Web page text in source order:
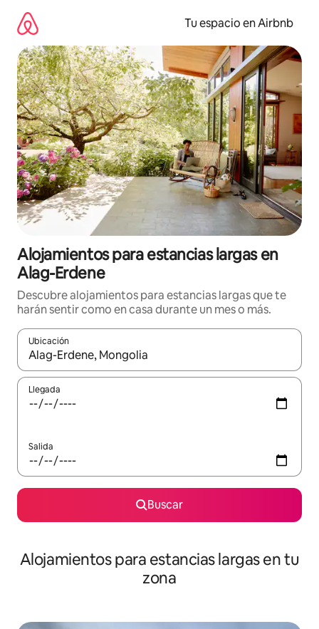
contenido
Tu espacio en Airbnb
Alojamientos para estancias largas en
Alag-Erdene
Descubre alojamientos para estancias largas que te
harán sentir como en casa durante un mes o más.
Ubicación
Cuando los resultados estén disponibles, podrás navegar
Llegada
Salida
Buscar
Alojamientos para estancias largas en tu
zona